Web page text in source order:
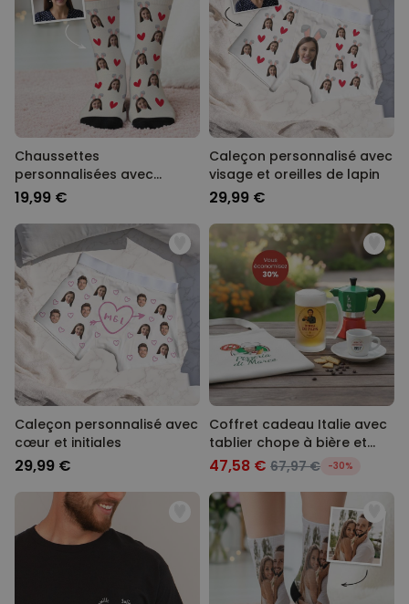
Chaussettes
personnalisées avec
visage et oreilles de lapin
19,99 €
Caleçon personnalisé avec
visage et oreilles de lapin
29,99 €
Caleçon personnalisé avec
cœur et initiales
29,99 €
Coffret cadeau Italie avec
tablier chope à bière et
tasse à espresso
47,58 € 67,97 € -30%